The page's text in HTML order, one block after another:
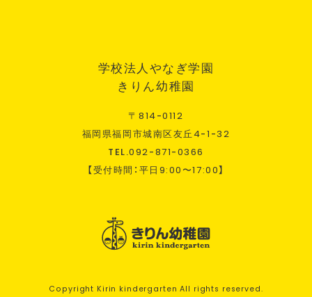
学校法人やなぎ学園
きりん幼稚園
〒814-0112
福岡県福岡市城南区友丘4-1 -32
TEL.092-871-0366
【受付時間：平日 9:00〜17:00】
Copyright Kirin kindergarten All rights reserved.